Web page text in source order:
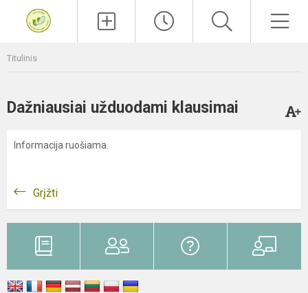
Titulinis
Dažniausiai užduodami klausimai
Informacija ruošiama.
Grįžti